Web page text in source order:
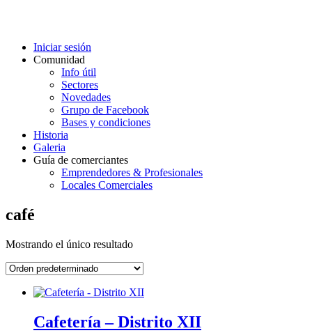
Iniciar sesión
Comunidad
Info útil
Sectores
Novedades
Grupo de Facebook
Bases y condiciones
Historia
Galeria
Guía de comerciantes
Emprendedores & Profesionales
Locales Comerciales
café
Mostrando el único resultado
Cafetería – Distrito XII